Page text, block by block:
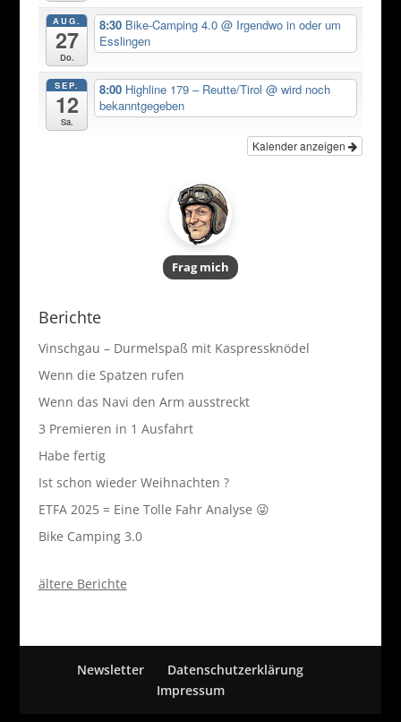
AUG.
27
Do.
8:30 Bike-Camping 4.0@ Irgendwo in oder um
Esslingen
SEP.
12
Sa.
8:00 Highline 179 – Reutte/Tirol@ wird noch
bekanntgegeben
Kalender anzeigen
Frag mich
Berichte
Vinschgau – Durmelspaß mit Kaspressknödel
Wenn die Spatzen rufen
Wenn das Navi den Arm ausstreckt
3 Premieren in 1 Ausfahrt
Habe fertig
Ist schon wieder Weihnachten ?
ETFA 2025 = Eine Tolle Fahr Analyse 😜
Bike Camping 3.0
ältere Berichte
Newsletter
Datenschutzerklärung
Impressum